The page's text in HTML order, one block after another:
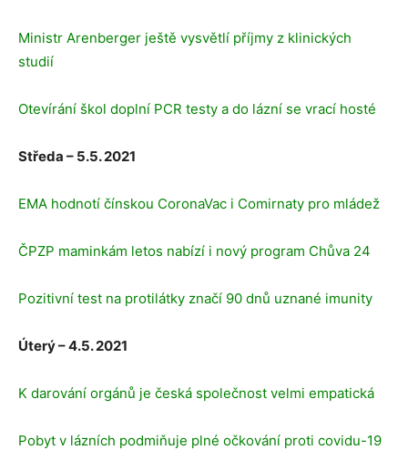
Ministr Arenberger ještě vysvětlí příjmy z klinických
studií
Otevírání škol doplní PCR testy a do lázní se vrací hosté
Středa – 5.5. 2021
EMA hodnotí čínskou CoronaVac i Comirnaty pro mládež
ČPZP maminkám letos nabízí i nový program Chůva 24
Pozitivní test na protilátky značí 90 dnů uznané imunity
Úterý – 4.5. 2021
K darování orgánů je česká společnost velmi empatická
Pobyt v lázních podmiňuje plné očkování proti covidu-19